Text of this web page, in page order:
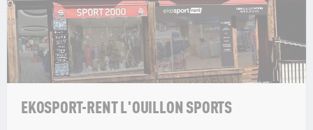
EKOSPORT-RENT L'OUILLON SPORTS